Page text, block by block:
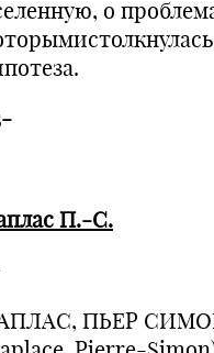
о
П.-С.
ПЬЕР